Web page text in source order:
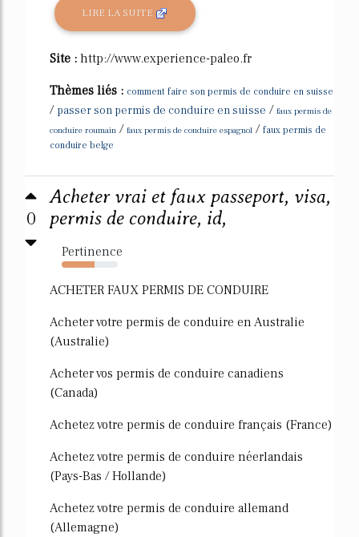
LIRE LA SUITE
Site : http://www.experience-paleo.fr
Thèmes liés : comment faire son permis de conduire en suisse
/ passer son permis de conduire en suisse / faux permis de
conduire roumain / faux permis de conduire espagnol / faux permis de
conduire belge
0
Acheter vrai et faux passeport, visa,
permis de conduire, id,
Pertinence
59%
ACHETER FAUX PERMIS DE CONDUIRE
Acheter votre permis de conduire en Australie
(Australie)
Acheter vos permis de conduire canadiens
(Canada)
Achetez votre permis de conduire français (France)
Achetez votre permis de conduire néerlandais
(Pays-Bas / Hollande)
Achetez votre permis de conduire allemand
(Allemagne)